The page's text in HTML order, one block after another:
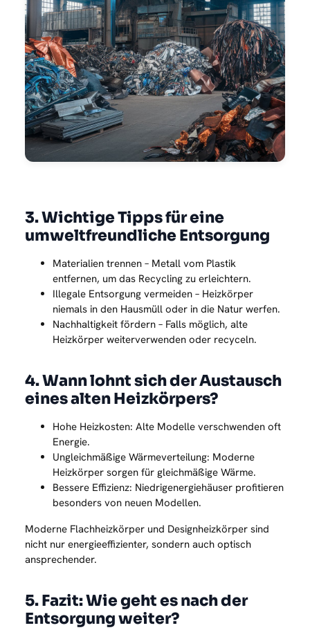
3. Wichtige Tipps für eine
umweltfreundliche Entsorgung
Materialien trennen – Metall vom Plastik
entfernen, um das Recycling zu erleichtern.
Illegale Entsorgung vermeiden – Heizkörper
niemals in den Hausmüll oder in die Natur werfen.
Nachhaltigkeit fördern – Falls möglich, alte
Heizkörper weiterverwenden oder recyceln.
4. Wann lohnt sich der Austausch
eines alten Heizkörpers?
Hohe Heizkosten: Alte Modelle verschwenden oft
Energie.
Ungleichmäßige Wärmeverteilung: Moderne
Heizkörper sorgen für gleichmäßige Wärme.
Bessere Effizienz: Niedrigenergiehäuser profitieren
besonders von neuen Modellen.
Moderne Flachheizkörper und Designheizkörper sind
nicht nur energieeffizienter, sondern auch optisch
ansprechender.
5. Fazit: Wie geht es nach der
Entsorgung weiter?